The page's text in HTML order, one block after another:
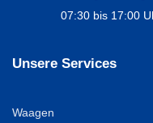
07:30 bis 17:00
Unsere Services
Waagen